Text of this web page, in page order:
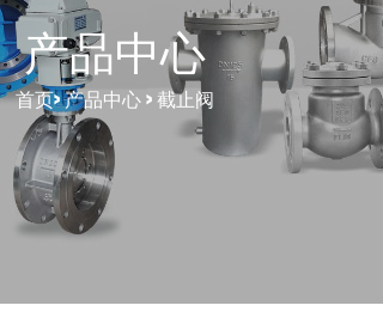
产品中心
首页>产品中心>截止阀